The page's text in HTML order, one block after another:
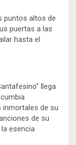
puntos altos de
puertas a las
hasta el
llega
de su
de su
esencia